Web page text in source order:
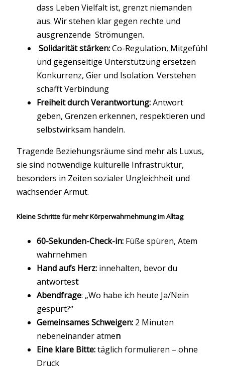
dass Leben Vielfalt ist, grenzt niemanden
aus. Wir stehen klar gegen rechte und
ausgrenzende Strömungen.
Solidarität stärken:Co-Regulation, Mitgefühl
und gegenseitige Unterstützung ersetzen
Konkurrenz, Gier und Isolation. Verstehen
schafft Verbindung
Freiheit durch Verantwortung:Antwort
geben, Grenzen erkennen, respektieren und
selbstwirksam handeln.
Tragende Beziehungsräume sind mehr als Luxus,
sie sind notwendige kulturelle Infrastruktur,
besonders in Zeiten sozialer Ungleichheit und
wachsender Armut.
Kleine Schritte für mehr Körperwahrnehmung im Alltag
60-Sekunden-Check-in:Füße spüren, Atem
wahrnehmen
Hand aufs Herz:innehalten, bevor du
antwortest
Abendfrage: „Wo habe ich heute Ja/Nein
gespürt?“
Gemeinsames Schweigen:2 Minuten
nebeneinander atmen
Eine klare Bitte:täglich formulieren – ohne
Druck